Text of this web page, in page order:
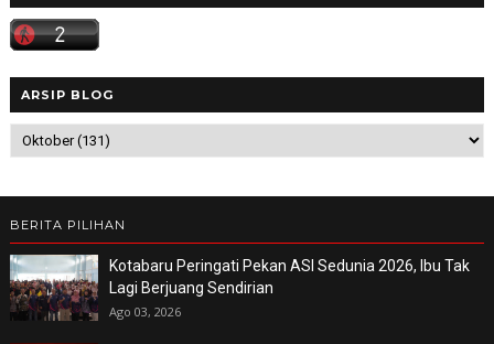
ARSIP BLOG
BERITA PILIHAN
Kotabaru Peringati Pekan ASI Sedunia 2026, Ibu Tak
Lagi Berjuang Sendirian
Ago 03, 2026